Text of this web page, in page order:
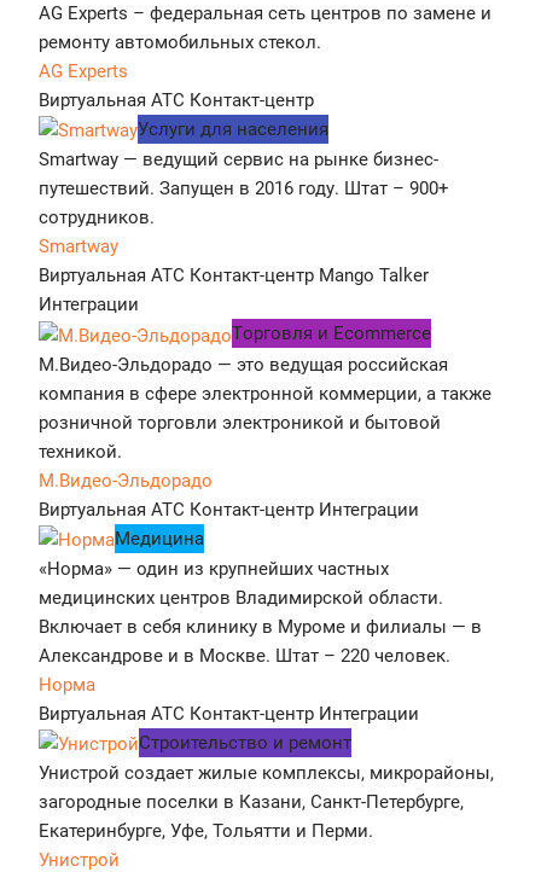
AG Experts – федеральная сеть центров по замене и
ремонту автомобильных стекол.
AG Experts
Виртуальная АТС Контакт-центр
Услуги для населения
Smartway — ведущий сервис на рынке бизнес-
путешествий. Запущен в 2016 году. Штат – 900+
сотрудников.
Smartway
Виртуальная АТС Контакт-центр Mango Talker
Интеграции
Tорговля и Ecommerce
М.Видео-Эльдорадо — это ведущая российская
компания в сфере электронной коммерции, а также
розничной торговли электроникой и бытовой
техникой.
М.Видео-Эльдорадо
Виртуальная АТС Контакт-центр Интеграции
Медицина
«Норма» — один из крупнейших частных
медицинских центров Владимирской области.
Включает в себя клинику в Муроме и филиалы — в
Александрове и в Москве. Штат – 220 человек.
Норма
Виртуальная АТС Контакт-центр Интеграции
Строительство и ремонт
Унистрой создает жилые комплексы, микрорайоны,
загородные поселки в Казани, Санкт-Петербурге,
Екатеринбурге, Уфе, Тольятти и Перми.
Унистрой